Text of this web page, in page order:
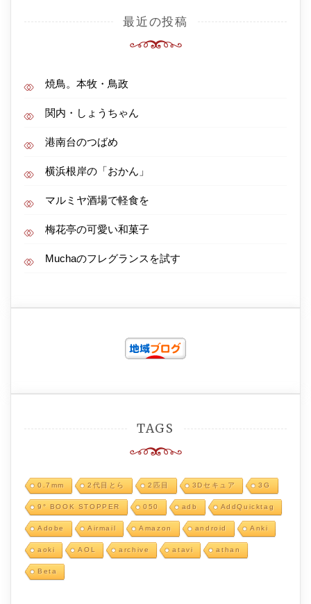
最近の投稿
焼鳥。本牧・鳥政
関内・しょうちゃん
港南台のつばめ
横浜根岸の「おかん」
マルミヤ酒場で軽食を
梅花亭の可愛い和菓子
Muchaのフレグランスを試す
TAGS
0.7mm 2代目とら 2匹目 3Dセキュア 3G
9° BOOK STOPPER 050 adb AddQuicktag
Adobe Airmail Amazon android Anki
aoki AOL archive atavi athan
Beta